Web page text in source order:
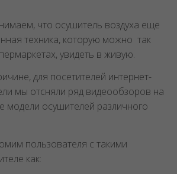
что осушитель воздуха еще
техника, которую можно так
увидеть в живую.
для посетителей интернет-
мы отсняли ряд видеообзоров на
модели осушителей различного
пользователя с такими
как: